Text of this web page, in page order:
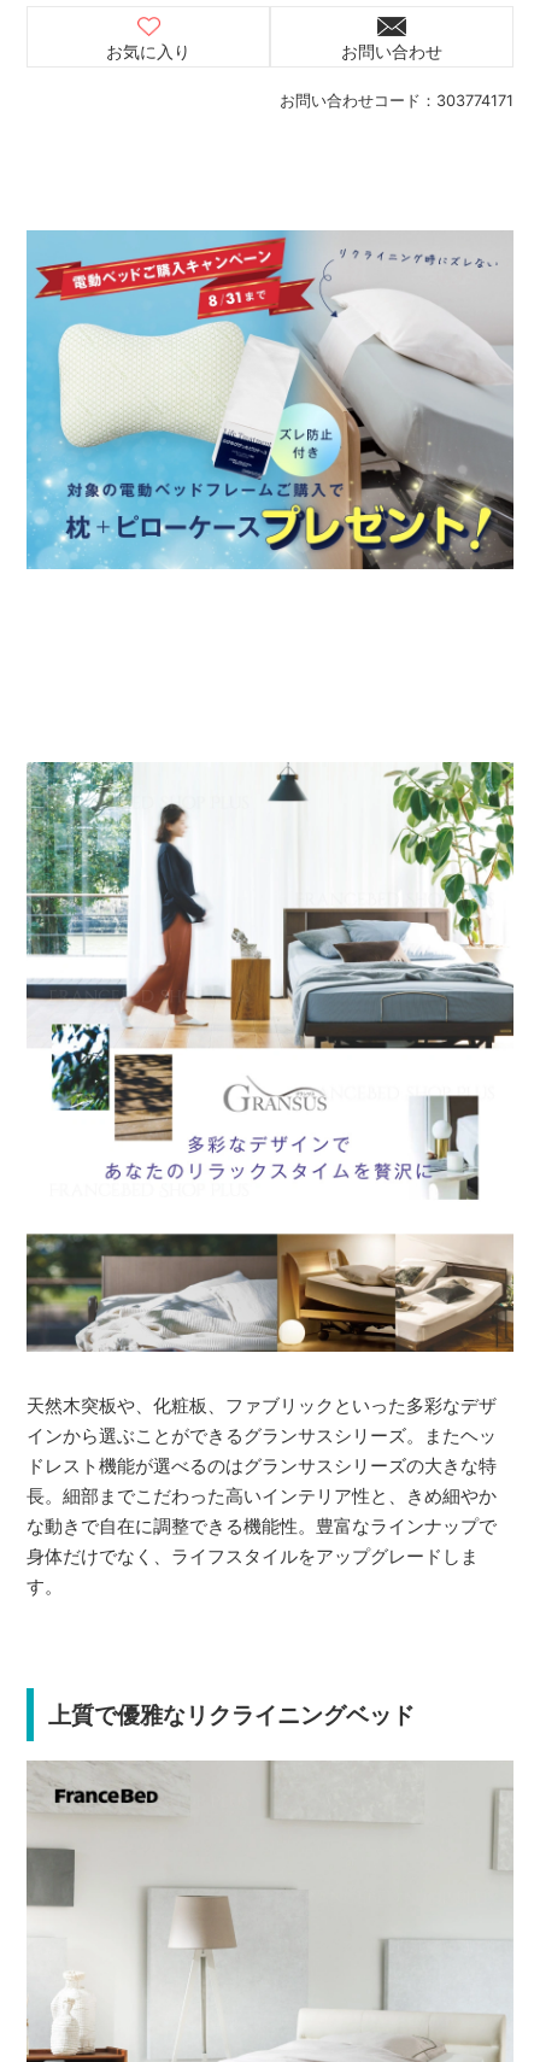
お問い合わせコード： 303774171
お気に入り お問い合わせ
天然木突板や、化粧板、ファブリックといった多彩なデザ
インから選ぶことができるグランサスシリーズ。またヘッ
ドレスト機能が選べるのはグランサスシリーズの大きな特
長。細部までこだわった高いインテリア性と、きめ細やか
な動きで自在に調整できる機能性。豊富なラインナップで
身体だけでなく、ライフスタイルをアップグレードしま
す。
上質で優雅なリクライニングベッド